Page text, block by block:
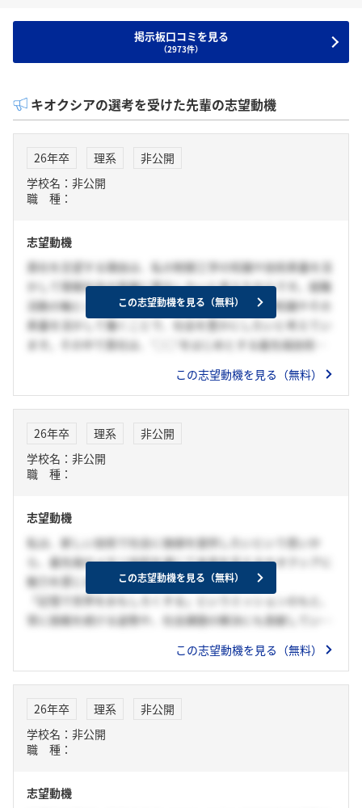
掲示板口コミを見る
（2973件）
キオクシアの選考を受けた先輩の志望動機
26年卒 理系
非公開
学校名：非公開
職 種：
志望動機
貴社を志望する理由は、私の制御工学の知識や技術素養を活
かして情報社会の発展に寄与したいと考えたからです。就職
活動の軸として、ものづくりを通じて自身の専門知識やその
素養を活かして働くことで、社会を豊かにしたいと考えてい
ます。その中で貴社は、’○○’をはじめとする最先端技術を
近頃上場したことによってより成長していくと考えていま
この志望動機を見る（無料）
この志望動機を見る（無料）
26年卒 理系
非公開
学校名：非公開
職 種：
志望動機
私は、新しい技術で社会に価値を提供したいという思いか
ら、最先端のメモリ技術を通じて未来を支えるキオクシアに
魅力を感じました。
「記憶で世界をおもしろくする」というミッションのもと、
常に挑戦を続ける姿勢や、社会課題の解決にも貢献している
急速に拡大するデータ社会において、メモリはあらゆる分野
私も貴社で、人々の生活を豊かにする技術を創出し、社会に
新しい価値を届けていきたいと考えています。
この志望動機を見る（無料）
この志望動機を見る（無料）
26年卒 理系
非公開
学校名：非公開
職 種：
志望動機